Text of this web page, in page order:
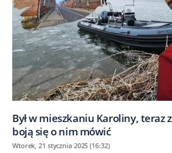
Był w mieszkaniu Karoliny, teraz
boją się o nim mówić
Wtorek, 21 stycznia 2025 (16:32)